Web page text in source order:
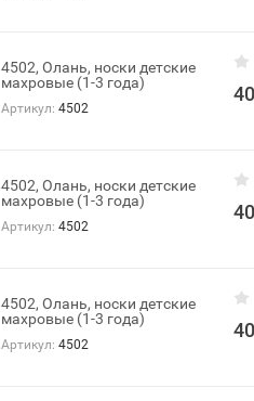
4502, Олань, носки детские
махровые (1-3 года)
Артикул: 4502
4502, Олань, носки детские
махровые (1-3 года)
Артикул: 4502
4502, Олань, носки детские
махровые (1-3 года)
Артикул: 4502